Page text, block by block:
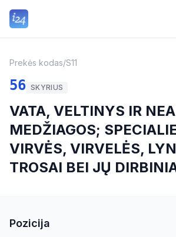
Prekės kodas/S11
56 SKYRIUS
VATA, VELTINYS IR
MEDŽIAGOS;
VIRVĖS, VIRVELĖS,
TROSAI BEI JŲ
Pozicija